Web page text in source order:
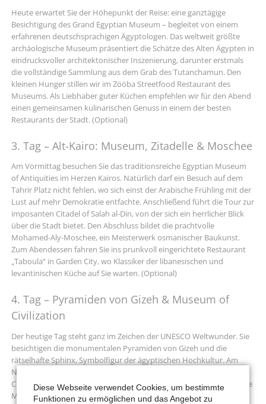
Heute erwartet Sie der Höhepunkt der Reise: eine ganztägige
Besichtigung des Grand Egyptian Museum – begleitet von einem
erfahrenen deutschsprachigen Ägyptologen. Das weltweit größte
archäologische Museum präsentiert die Schätze des Alten Ägypten in
eindrucksvoller architektonischer Inszenierung, darunter erstmals
die vollständige Sammlung aus dem Grab des Tutanchamun. Den
kleinen Hunger stillen wir im Zööba Streetfood Restaurant des
Museums. Als Liebhaber guter Küchen empfehlen wir für den Abend
einen gemeinsamen kulinarischen Genuss in einem der besten
Restaurants der Stadt. (Optional)
3. Tag – Alt-Kairo: Museum, Zitadelle & Moschee
Am Vormittag besuchen Sie das traditionsreiche Egyptian Museum
of Antiquities im Herzen Kairos. Natürlich darf ein Besuch auf dem
Tahrir Platz nicht fehlen, wo sich einst der Arabische Frühling mit der
Lust auf mehr Demokratie entfachte. Anschließend führt die Tour zur
imposanten Citadel of Salah al-Din, von der sich ein herrlicher Blick
über die Stadt bietet. Den Abschluss bildet die prachtvolle
Mohamed-Aly-Moschee, ein Meisterwerk osmanischer Baukunst.
Zum Abendessen fahren Sie ins prunkvoll eingerichtete Restaurant
„Taboula“ in Garden City, wo Klassiker der libanesischen und
levantinischen Küche auf Sie warten. (Optional)
4. Tag – Pyramiden von Gizeh & Museum of
Civilization
Der heutige Tag steht ganz im Zeichen der UNESCO Weltwunder. Sie
besichtigen die monumentalen Pyramiden von Gizeh und die
rätselhafte Sphinx, Symbolfigur der ägyptischen Hochkultur. Am
Nachmittag erwartet Sie das National Museum of Egyptian
Civilization, das die Geschichte Ägyptens von den Anfängen bis in die
Moderne eindrucksvoll nachzeichnet.
Diese Webseite verwendet Cookies, um bestimmte
Funktionen zu ermöglichen und das Angebot zu